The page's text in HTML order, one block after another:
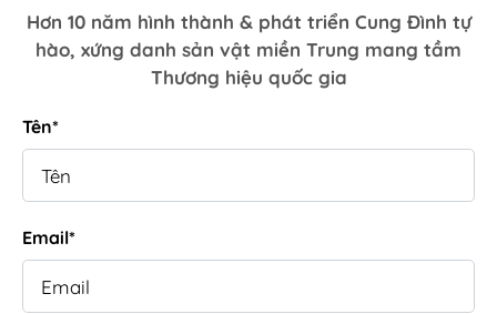
Hơn 10 năm hình thành & phát triển Cung Đình tự
hào, xứng danh sản vật miền Trung mang tầm
Thương hiệu quốc gia
Tên*
Email*